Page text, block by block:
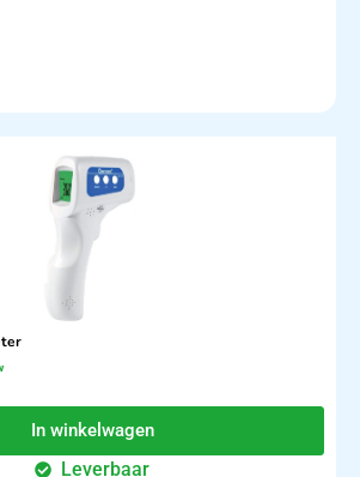
In winkelwagen
Leverbaar